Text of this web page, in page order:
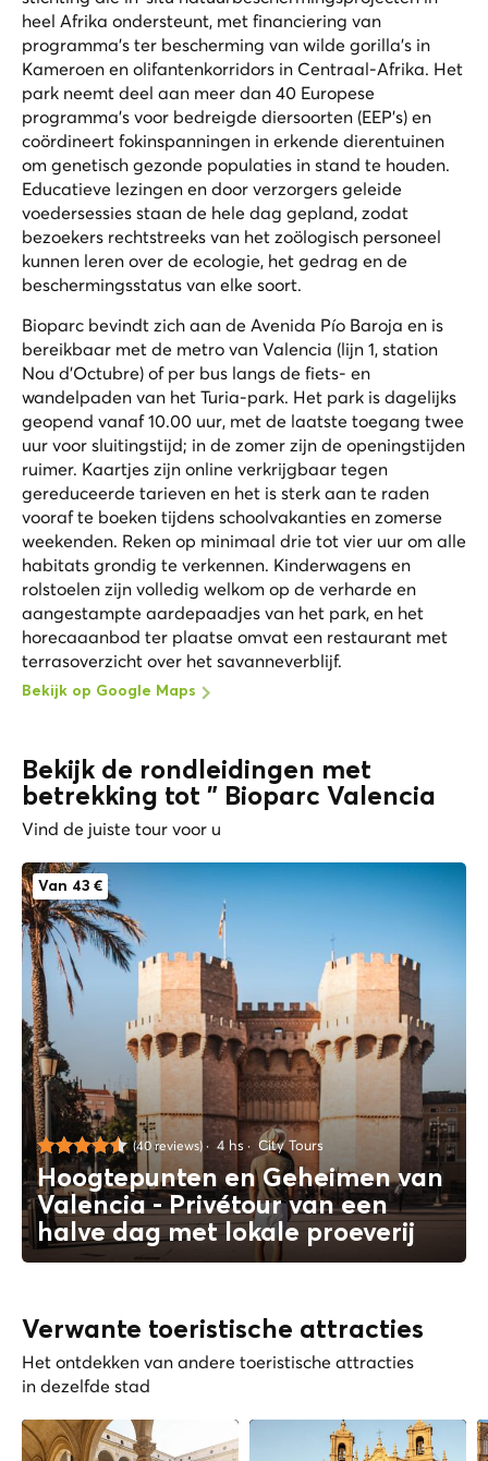
heel Afrika ondersteunt, met financiering van
programma's ter bescherming van wilde gorilla's in
Kameroen en olifantenkorridors in Centraal-Afrika. Het
park neemt deel aan meer dan 40 Europese
programma's voor bedreigde diersoorten (EEP's) en
coördineert fok­inspanningen in erkende dierentuinen
om genetisch gezonde populaties in stand te houden.
Educatieve lezingen en door verzorgers geleide
voedersessies staan de hele dag gepland, zodat
bezoekers rechtstreeks van het zoölogisch personeel
kunnen leren over de ecologie, het gedrag en de
beschermingsstatus van elke soort.
Bioparc bevindt zich aan de Avenida Pío Baroja en is
bereikbaar met de metro van Valencia (lijn 1, station
Nou d'Octubre) of per bus langs de fiets- en
wandelpaden van het Turia-park. Het park is dagelijks
geopend vanaf 10.00 uur, met de laatste toegang twee
uur voor sluitingstijd; in de zomer zijn de openingstijden
ruimer. Kaartjes zijn online verkrijgbaar tegen
gereduceerde tarieven en het is sterk aan te raden
vooraf te boeken tijdens schoolvakanties en zomerse
weekenden. Reken op minimaal drie tot vier uur om alle
habitats grondig te verkennen. Kinderwagens en
rolstoelen zijn volledig welkom op de verharde en
aangestampte aardepaadjes van het park, en het
horecaaanbod ter plaatse omvat een restaurant met
terrasoverzicht over het savanneverblijf.
Bekijk op Google Maps
Bekijk de rondleidingen met
betrekking tot " Bioparc Valencia
Vind de juiste tour voor u
Van 43 €
(40 reviews) 4 hs City Tours
Hoogtepunten en Geheimen van
Valencia - Privétour van een
halve dag met lokale proeverij
Verwante toeristische attracties
Het ontdekken van andere toeristische attracties
in dezelfde stad